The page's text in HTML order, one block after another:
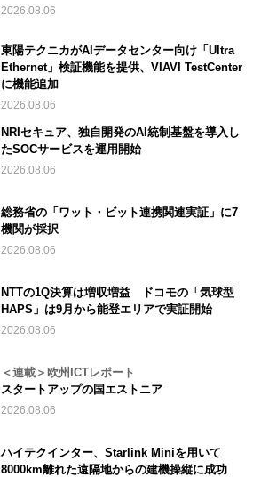
2026.08.06
東陽テクニカがAIデータセンター向け「Ultra
Ethernet」検証機能を提供、VIAVI TestCenter
に機能追加
2026.08.06
NRIセキュア、独自開発のAI統制基盤を導入し
たSOCサービスを運用開始
2026.08.06
総務省の「ワット・ビット連携関連実証」に7
機関が採択
2026.08.06
NTTの1Q決算は増収増益 ドコモの「気球型
HAPS」は9月から能登エリアで実証開始
2026.08.06
＜連載＞欧州ICTレポート
スタートアップの国エストニア
2026.08.06
ハイテクインター、Starlink Miniを用いて
8000km離れた遠隔地からの建機操縦に成功